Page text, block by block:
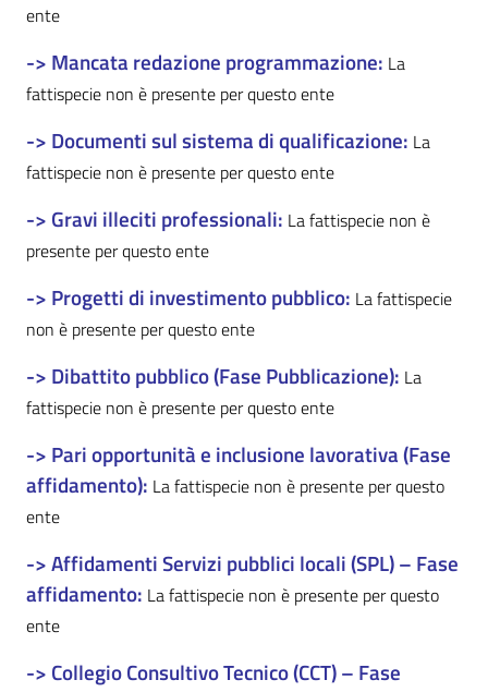
ente
-> Mancata redazione programmazione: La
fattispecie non è presente per questo ente
-> Documenti sul sistema di qualificazione: La
fattispecie non è presente per questo ente
-> Gravi illeciti professionali: La fattispecie non è
presente per questo ente
-> Progetti di investimento pubblico: La fattispecie
non è presente per questo ente
-> Dibattito pubblico (Fase Pubblicazione): La
fattispecie non è presente per questo ente
-> Pari opportunità e inclusione lavorativa (Fase
affidamento): La fattispecie non è presente per questo
ente
-> Affidamenti Servizi pubblici locali (SPL) – Fase
affidamento: La fattispecie non è presente per questo
ente
-> Collegio Consultivo Tecnico (CCT) – Fase